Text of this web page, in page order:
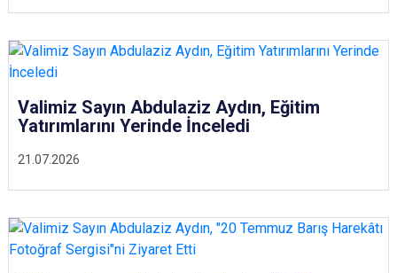
21.07.2026
Valimiz Sayın Abdulaziz Aydın, Eğitim
Yatırımlarını Yerinde İnceledi